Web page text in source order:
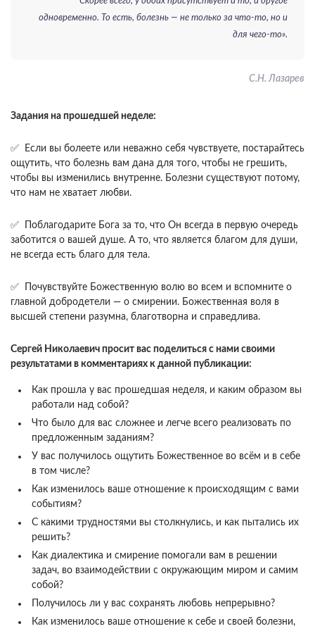
одновременно. То есть, болезнь — не только за что-то, но и
для чего-то».
С.Н. Лазарев
Задания на прошедшей неделе:
✅ Если вы болеете или неважно себя чувствуете, постарайтесь
ощутить, что болезнь вам дана для того, чтобы не грешить,
чтобы вы изменились внутренне. Болезни существуют потому,
что нам не хватает любви.
✅ Поблагодарите Бога за то, что Он всегда в первую очередь
заботится о вашей душе. А то, что является благом для души,
не всегда есть благо для тела.
✅ Почувствуйте Божественную волю во всем и вспомните о
главной добродетели — о смирении. Божественная воля в
высшей степени разумна, благотворна и справедлива.
Сергей Николаевич просит вас поделиться с нами своими
результатами в комментариях к данной публикации:
Как прошла у вас прошедшая неделя, и каким образом вы
работали над собой?
Что было для вас сложнее и легче всего реализовать по
предложенным заданиям?
У вас получилось ощутить Божественное во всём и в себе
в том числе?
Как изменилось ваше отношение к происходящим с вами
событиям?
С какими трудностями вы столкнулись, и как пытались их
решить?
Как диалектика и смирение помогали вам в решении
задач, во взаимодействии с окружающим миром и самим
собой?
Получилось ли у вас сохранять любовь непрерывно?
Как изменилось ваше отношение к себе и своей болезни,